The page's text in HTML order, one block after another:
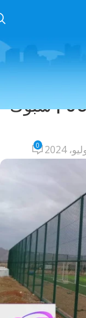
شبوك ملاعب 0556226781 | شبوك
0